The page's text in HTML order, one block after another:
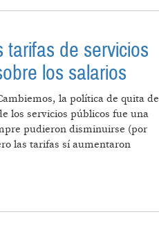
tarifas de servicios
los salarios
la política de quita de
los servicios públicos fue una
pudieron disminuirse (por
las tarifas sí aumentaron